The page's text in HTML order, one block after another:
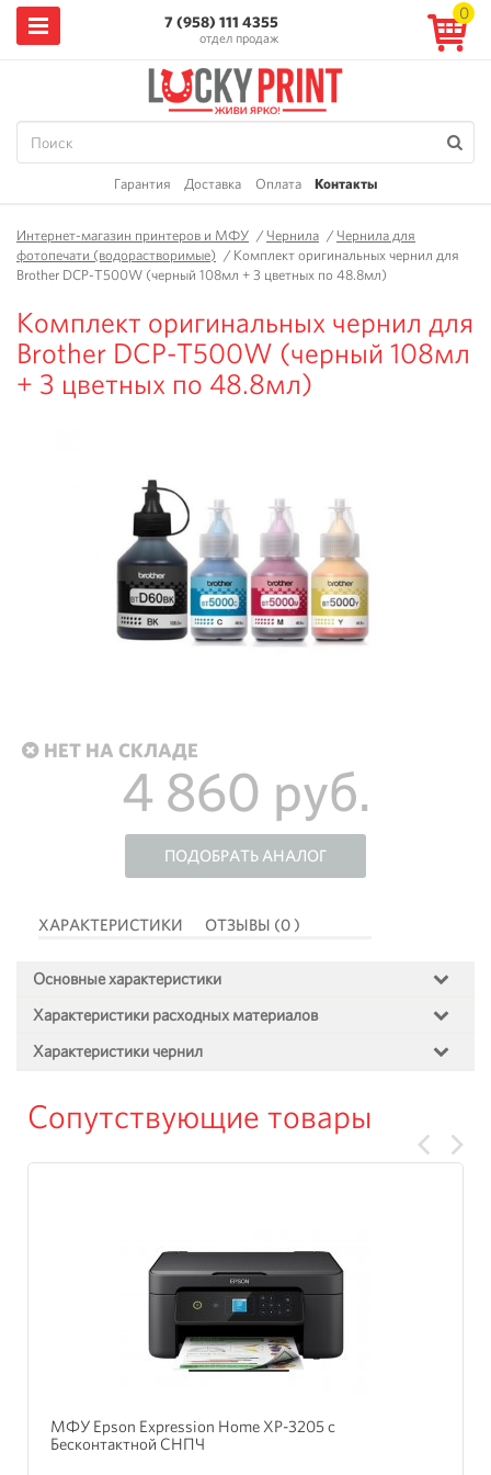
7 (958) 111 4355
отдел продаж
0
Гарантия Доставка Оплата Контакты
Интернет-магазин принтеров и МФУ /Чернила /Чернила для
фотопечати (водорастворимые) /Комплект оригинальных чернил для
Brother DCP-T500W (черный 108мл + 3 цветных по 48.8мл)
Комплект оригинальных чернил для
Brother DCP-T500W (черный 108мл
+ 3 цветных по 48.8мл)
НЕТ НА СКЛАДЕ
4 860 руб.
ПОДОБРАТЬ АНАЛОГ
ХАРАКТЕРИСТИКИ ОТЗЫВЫ (0 )
Основные характеристики
Характеристики расходных материалов
Характеристики чернил
Сопутствующие товары
МФУ Epson Expression Home XP-3205 с
Бесконтактной СНПЧ